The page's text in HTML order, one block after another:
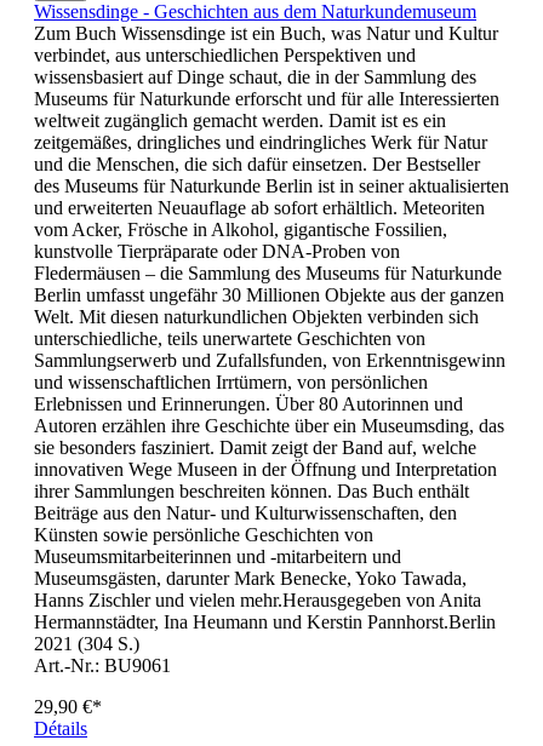
Wissensdinge - Geschichten aus dem Naturkundemuseum
Zum Buch Wissensdinge ist ein Buch, was Natur und Kultur
verbindet, aus unterschiedlichen Perspektiven und
wissensbasiert auf Dinge schaut, die in der Sammlung des
Museums für Naturkunde erforscht und für alle Interessierten
weltweit zugänglich gemacht werden. Damit ist es ein
zeitgemäßes, dringliches und eindringliches Werk für Natur
und die Menschen, die sich dafür einsetzen. Der Bestseller
des Museums für Naturkunde Berlin ist in seiner aktualisierten
und erweiterten Neuauflage ab sofort erhältlich. Meteoriten
vom Acker, Frösche in Alkohol, gigantische Fossilien,
kunstvolle Tierpräparate oder DNA-Proben von
Fledermäusen – die Sammlung des Museums für Naturkunde
Berlin umfasst ungefähr 30 Millionen Objekte aus der ganzen
Welt. Mit diesen naturkundlichen Objekten verbinden sich
unterschiedliche, teils unerwartete Geschichten von
Sammlungserwerb und Zufallsfunden, von Erkenntnisgewinn
und wissenschaftlichen Irrtümern, von persönlichen
Erlebnissen und Erinnerungen. Über 80 Autorinnen und
Autoren erzählen ihre Geschichte über ein Museumsding, das
sie besonders fasziniert. Damit zeigt der Band auf, welche
innovativen Wege Museen in der Öffnung und Interpretation
ihrer Sammlungen beschreiten können. Das Buch enthält
Beiträge aus den Natur- und Kulturwissenschaften, den
Künsten sowie persönliche Geschichten von
Museumsmitarbeiterinnen und -mitarbeitern und
Museumsgästen, darunter Mark Benecke, Yoko Tawada,
Hanns Zischler und vielen mehr.Herausgegeben von Anita
Hermannstädter, Ina Heumann und Kerstin Pannhorst.Berlin
2021 (304 S.)
Art.-Nr.: BU9061
29,90 €*
Détails